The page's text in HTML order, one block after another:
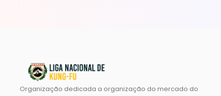
Organização dedicada a organização do mercado do